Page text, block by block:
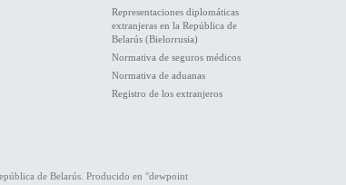
Representaciones diplomáticas
extranjeras en la República de
Belarús (Bielorrusia)
Normativa de seguros médicos
Normativa de aduanas
Registro de los extranjeros
de Belarús. Producido en °dewpoint